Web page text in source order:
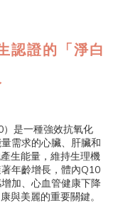
認證的「淨白
是一種強效抗氧化
需求的心臟、肝臟和
生能量，維持生理機
年齡增長，體內Q10
加、心血管健康下降
與美麗的重要關鍵。